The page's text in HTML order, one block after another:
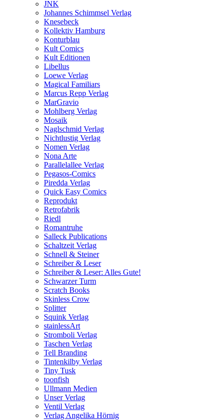
JNK
Johannes Schimmsel Verlag
Knesebeck
Kollektiv Hamburg
Konturblau
Kult Comics
Kult Editionen
Libellus
Loewe Verlag
Magical Familiars
Marcus Repp Verlag
MarGravio
Mohlberg Verlag
Mosaik
Naglschmid Verlag
Nichtlustig Verlag
Nomen Verlag
Nona Arte
Parallelallee Verlag
Pegasos-Comics
Piredda Verlag
Quick Easy Comics
Reprodukt
Retrofabrik
Riedl
Romantruhe
Salleck Publications
Schaltzeit Verlag
Schnell & Steiner
Schreiber & Leser
Schreiber & Leser: Alles Gute!
Schwarzer Turm
Scratch Books
Skinless Crow
Splitter
Squink Verlag
stainlessArt
Stromboli Verlag
Taschen Verlag
Tell Branding
Tintenkilby Verlag
Tiny Tusk
toonfish
Ullmann Medien
Unser Verlag
Ventil Verlag
Verlag Angelika Hörnig